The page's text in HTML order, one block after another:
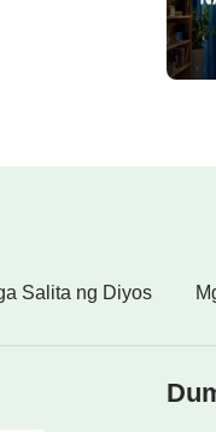
Salita ng Diyos